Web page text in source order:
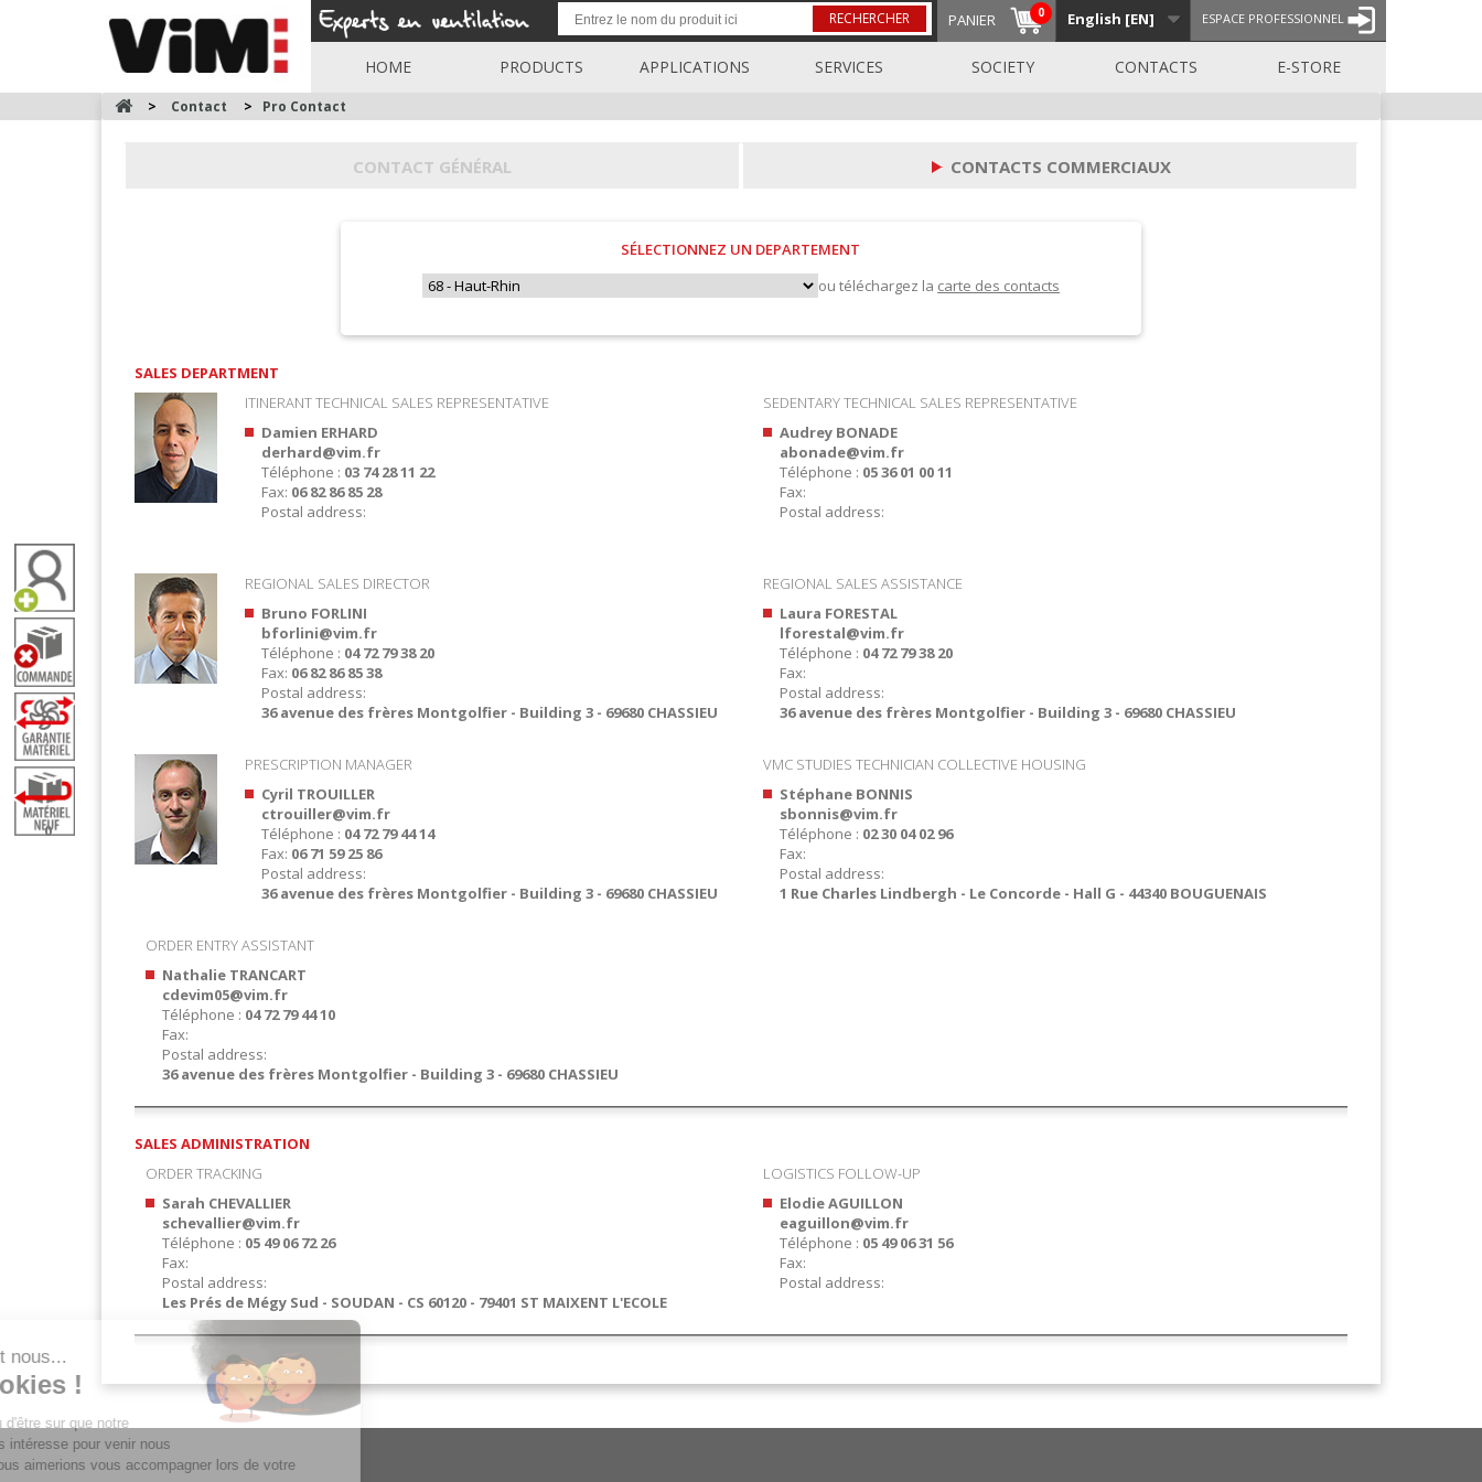
ESPACE PROFESSIONNEL
English [EN]
PANIER 0
RECHERCHER
HOME PRODUCTS APPLICATIONS SERVICES SOCIETY CONTACTS E-STORE
0
> Contact > Pro Contact
CONTACT GÉNÉRAL CONTACTS COMMERCIAUX
SÉLECTIONNEZ UN DEPARTEMENT
ou téléchargez la carte des contacts
SALES DEPARTMENT
ITINERANT TECHNICAL SALES REPRESENTATIVE
Damien ERHARD
derhard@vim.fr
Téléphone : 03 74 28 11 22
Fax: 06 82 86 85 28
Postal address:
SEDENTARY TECHNICAL SALES REPRESENTATIVE
Audrey BONADE
abonade@vim.fr
Téléphone : 05 36 01 00 11
Fax:
Postal address:
REGIONAL SALES DIRECTOR
Bruno FORLINI
bforlini@vim.fr
Téléphone : 04 72 79 38 20
Fax: 06 82 86 85 38
Postal address:
36 avenue des frères Montgolfier - Building 3 - 69680 CHASSIEU
REGIONAL SALES ASSISTANCE
Laura FORESTAL
lforestal@vim.fr
Téléphone : 04 72 79 38 20
Fax:
Postal address:
36 avenue des frères Montgolfier - Building 3 - 69680 CHASSIEU
PRESCRIPTION MANAGER
Cyril TROUILLER
ctrouiller@vim.fr
Téléphone : 04 72 79 44 14
Fax: 06 71 59 25 86
Postal address:
36 avenue des frères Montgolfier - Building 3 - 69680 CHASSIEU
VMC STUDIES TECHNICIAN COLLECTIVE HOUSING
Stéphane BONNIS
sbonnis@vim.fr
Téléphone : 02 30 04 02 96
Fax:
Postal address:
1 Rue Charles Lindbergh - Le Concorde - Hall G - 44340 BOUGUENAIS
ORDER ENTRY ASSISTANT
Nathalie TRANCART
cdevim05@vim.fr
Téléphone : 04 72 79 44 10
Fax:
Postal address:
36 avenue des frères Montgolfier - Building 3 - 69680 CHASSIEU
SALES ADMINISTRATION
ORDER TRACKING
Sarah CHEVALLIER
schevallier@vim.fr
Téléphone : 05 49 06 72 26
Fax:
Postal address:
Les Prés de Mégy Sud - SOUDAN - CS 60120 - 79401 ST MAIXENT L'ECOLE
LOGISTICS FOLLOW-UP
Elodie AGUILLON
eaguillon@vim.fr
Téléphone : 05 49 06 31 56
Fax:
Postal address: